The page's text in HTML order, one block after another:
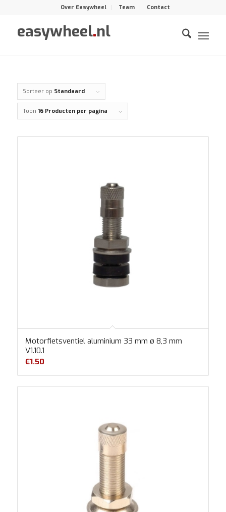
Over Easywheel Team Contact
easywheel.nl
Sorteer op Standaard
Toon 16 Producten per pagina
Motorfietsventiel aluminium 33 mm ø 8,3 mm
V1.10.1
€1.50